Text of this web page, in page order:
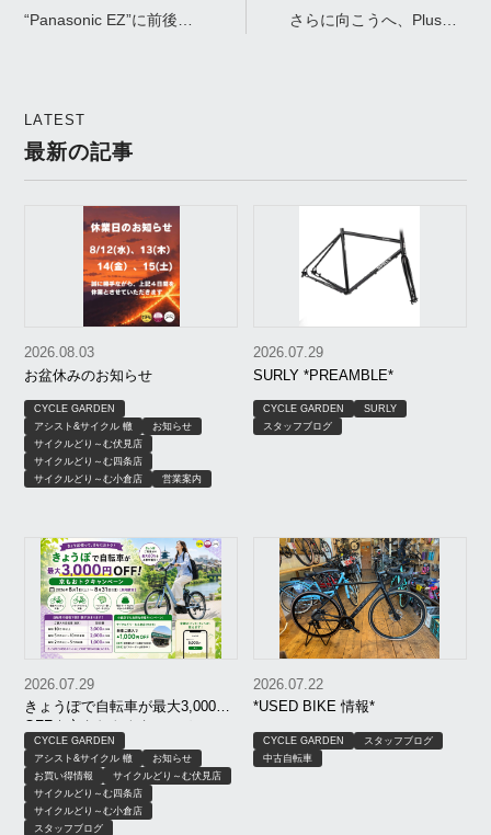
“Panasonic EZ”に前後フ
さらに向こうへ、Plus
LATEST
最新の記事
お盆休みのお知らせ
2026.08.03
CYCLE GARDEN
アシスト&サイクル 轍
お知らせ
サイクルどり～む伏見店
サイクルどり～む四条店
サイクルどり～む小倉店
営業案内
SURLY *PREAMBLE*
2026.07.29
CYCLE GARDEN
SURLY
スタッフブログ
きょうぽで自転車が最大3,000円
OFF｜京もおトクキャンペーン
【8月限定】｜京都 サイクルどり
～む、アシスト＆サイクル轍、
サイクルガーデン
2026.07.29
CYCLE GARDEN
アシスト&サイクル 轍
お知らせ
お買い得情報
サイクルどり～む伏見店
サイクルどり～む四条店
サイクルどり～む小倉店
スタッフブログ
*USED BIKE 情報*
2026.07.22
CYCLE GARDEN
スタッフブログ
中古自転車